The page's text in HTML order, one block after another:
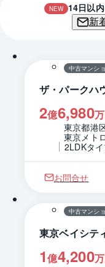
NEW 14日以
新
中古マンシ
ザ・パークハ
2億6,980
東京都港
東京メト
2LDKタ
お問合せ
中古マンシ
東京ベイシテ
1億4,200